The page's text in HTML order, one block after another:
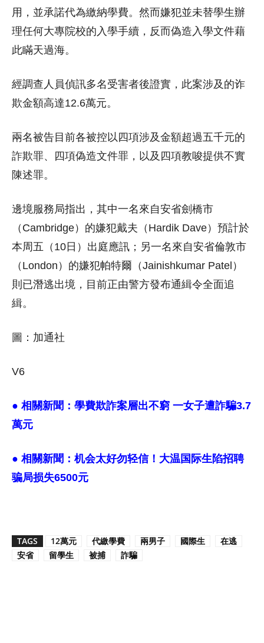
用，並承諾代為繳納學費。然而嫌犯並未替學生辦
理任何大專院校的入學手續，反而偽造入學文件藉
此瞞天過海。
經調查人員偵訊多名受害者後證實，此案涉及的诈
欺金額高達12.6萬元。
兩名被告目前各被控以四項涉及金額超過五千元的
詐欺罪、四項偽造文件罪，以及四項教唆提供不實
陳述罪。
邊境服務局指出，其中一名來自安省劍橋市
（Cambridge）的嫌犯戴夫（Hardik Dave）預計於
本周五（10日）出庭應訊；另一名來自安省倫敦市
（London）的嫌犯帕特爾（Jainishkumar Patel）
則已潛逃出境，目前正由警方發布通緝令全面追
緝。
圖：加通社
V6
● 相關新聞： 學費欺詐案層出不窮 一女子遭詐騙3.7
萬元
● 相關新聞： 机会太好勿轻信！大温国际生陷招聘
骗局损失6500元
TAGS 12萬元 代繳學費 兩男子 國際生
在逃
安省
留學生 被捕 詐騙